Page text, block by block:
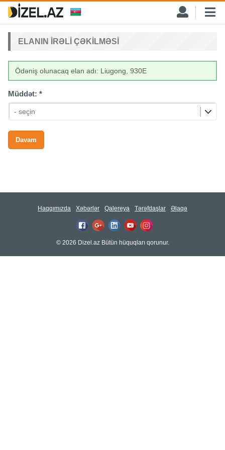
ELANIN IRƏLI ÇƏKILMƏSI
Ödəniş olunacaq elan adı: Liugong, 930E
Müddət: *
- seçin
Haqqımızda Xəbərlər Qalereya Tərəfdaşlar Əlaqə
© 2026 Dizel.az Bütün hüquqları qorunur.